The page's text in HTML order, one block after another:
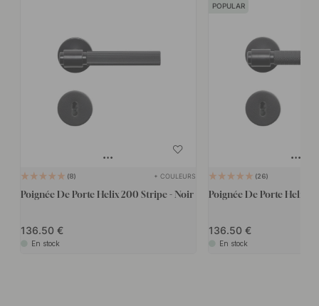
8 + COULEURS
Poignée De Porte Helix 200 Stripe - Noir
136.50
En stock
POPULAR
26
Poignée De Porte Helix
136.50
En stock